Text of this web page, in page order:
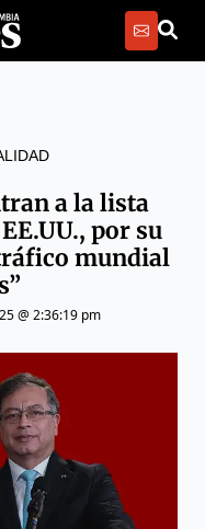
a la lista
por su
mundial
@ 2:36:19 pm